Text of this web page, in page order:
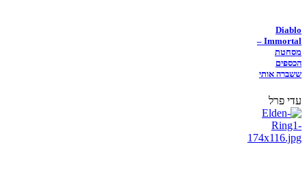
Diablo
Immortal –
מסחטת
הכספים
ששברה אותי
עדי פרל